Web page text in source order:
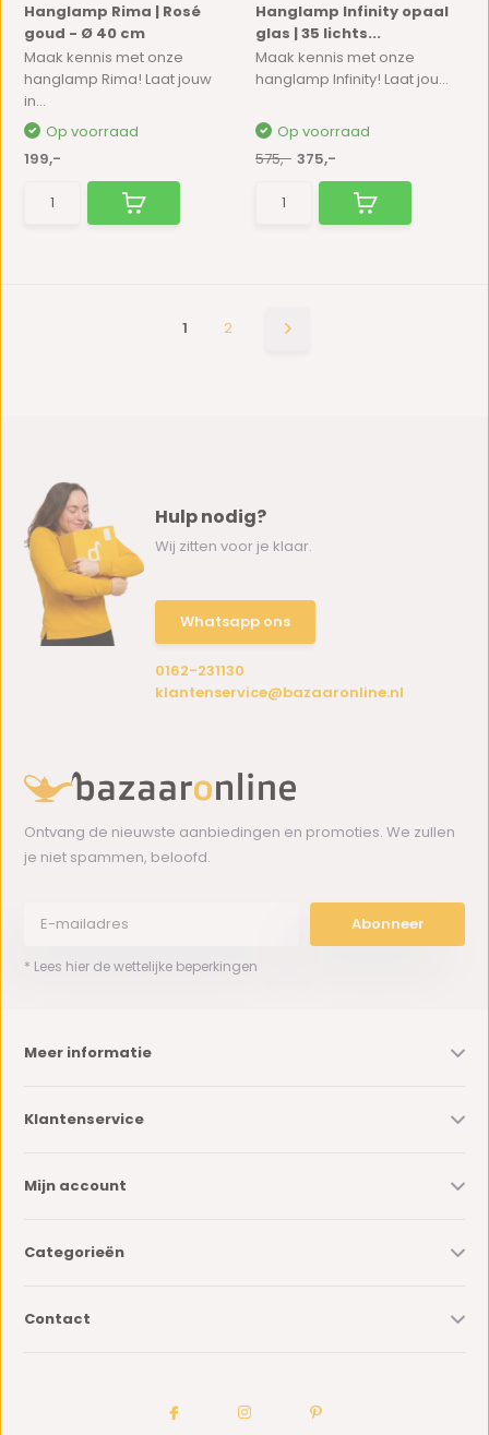
Hanglamp Rima | Rosé
goud - Ø 40 cm
Maak kennis met onze
hanglamp Rima! Laat jouw
in...
Op voorraad
199,-
Hanglamp Infinity opaal
glas | 35 lichts...
Maak kennis met onze
hanglamp Infinity! Laat jou...
Op voorraad
575,- 375,-
1 2
Hulp nodig?
Wij zitten voor je klaar.
Whatsapp ons
0162-231130
klantenservice@bazaaronline.nl
Ontvang de nieuwste aanbiedingen en promoties. We zullen
je niet spammen, beloofd.
Abonneer
* Lees hier de wettelijke beperkingen
Meer informatie
Klantenservice
Mijn account
Categorieën
Contact